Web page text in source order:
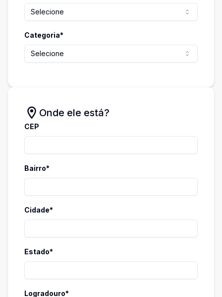
Selecione
Categoria*
Selecione
Onde ele está?
CEP
Bairro*
Cidade*
Estado*
Logradouro*